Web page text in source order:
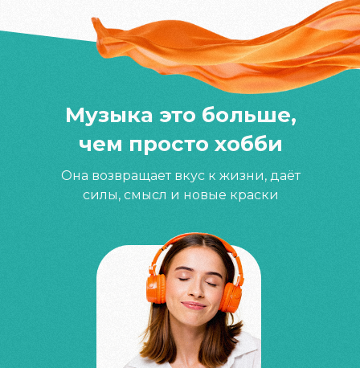
Она возвращает вкус к жизни, даёт
силы, смысл и новые краски
Музыка это больше,
чем просто хобби